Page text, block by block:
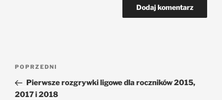
POPRZEDNI
Pierwsze rozgrywki ligowe dla roczników 2015,
2017 i 2018